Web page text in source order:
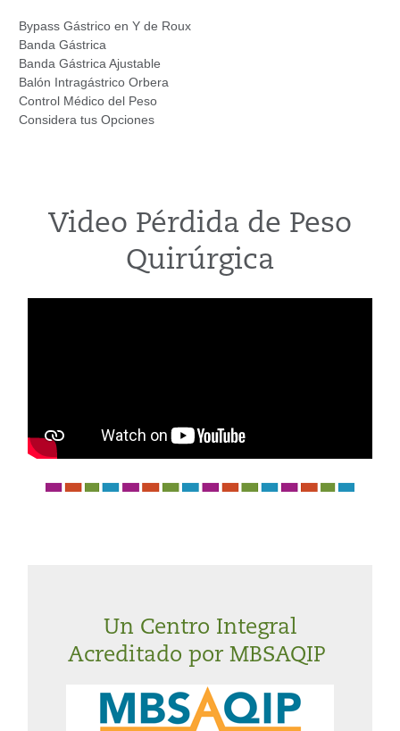
Bypass Gástrico en Y de Roux
Banda Gástrica
Banda Gástrica Ajustable
Balón Intragástrico Orbera
Control Médico del Peso
Considera tus Opciones
Video Pérdida de Peso
Quirúrgica
Un Centro Integral
Acreditado por MBSAQIP